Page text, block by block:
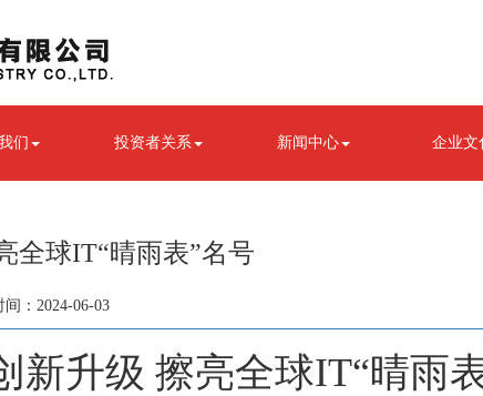
们 投资者关系 新闻中心 企业文
全球IT“晴雨表”名号
：2024-06-03
新升级 擦亮全球IT“晴雨